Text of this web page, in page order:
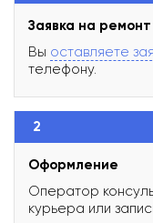
Заявка на ремонт
Вы оставляете
телефону.
2
Оформление
Оператор
курьера или